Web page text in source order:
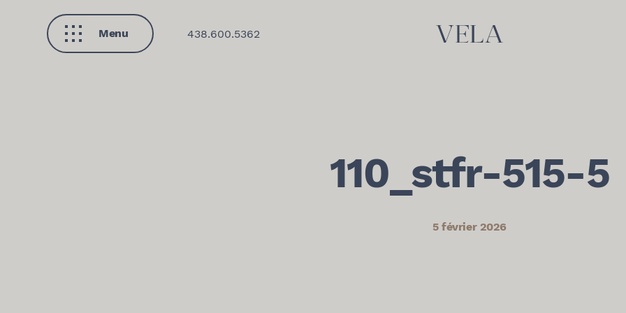
Menu
Fermer
438.600.5362
110_stfr-515-5
5 février 2026